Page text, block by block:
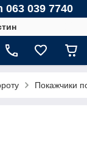
063 039 7740
Покажчики